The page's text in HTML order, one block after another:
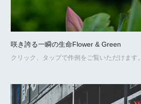
咲き誇る一瞬の生命Flower & Green
クリック、タップで作例をご覧いただけます。